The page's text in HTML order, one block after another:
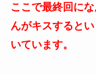
ここで最終回に
んがキスすると
いています。